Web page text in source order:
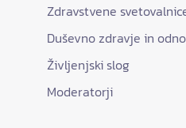
Zdravstvene
Duševno zdravje in
Življenjski slog
Moderatorji